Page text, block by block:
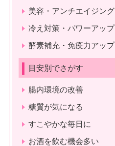
美容・アンチエイジング
冷え対策・パワーアップ
酵素補充・免疫力アップ
目安別でさがす
腸内環境の改善
糖質が気になる
すこやかな毎日に
お酒を飲む機会多い